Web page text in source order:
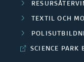
TEXTIL OCH
SCIENCE PARK